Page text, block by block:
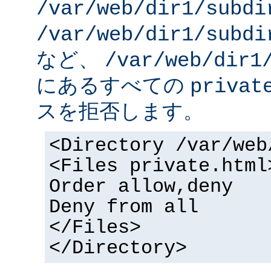
/var/web/dir1/
/var/web/dir1/
など、 /var/web/
にあるすべての
スを拒否します。
<Directory /var/
<Files
Order allow,deny
Deny from all
</Files>
</Directory>